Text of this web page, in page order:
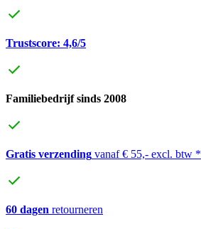
Trustscore: 4,6/5
Familiebedrijf sinds 2008
Gratis verzending vanaf € 55,- excl. btw *
60 dagen retourneren